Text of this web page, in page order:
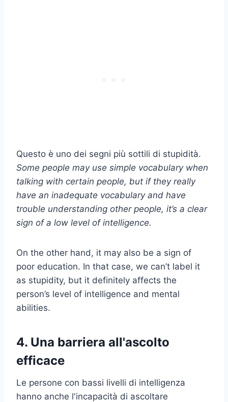
Questo è uno dei segni più sottili di stupidità.
Some people may use simple vocabulary when
talking with certain people, but if they really
have an inadequate vocabulary and have
trouble understanding other people, it’s a clear
sign of a low level of intelligence.
On the other hand, it may also be a sign of
poor education. In that case, we can’t label it
as stupidity, but it definitely affects the
person’s level of intelligence and mental
abilities.
4. Una barriera all'ascolto
efficace
Le persone con bassi livelli di intelligenza
hanno anche l'incapacità di ascoltare